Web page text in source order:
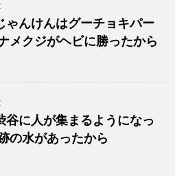
ゃんけんはグーチョキパー
メクジがヘビに勝ったから
谷に人が集まるようになっ
の水があったから